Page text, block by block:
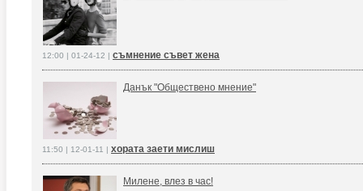
12:00 | 01-24-12 | съмнение съвет жена
Данък "Обществено мнение"
11:50 | 12-01-11 | хората заети мислиш
Милене, влез в час!